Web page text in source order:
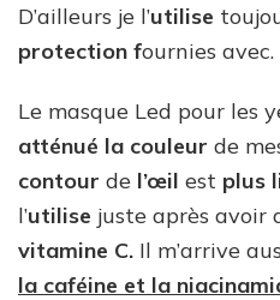
D’ailleurs je l’utilise
protection fournies avec.
Le masque Led pour les
atténué la couleur de
contour de l’œil est plus
l’utilise juste après avoir
vitamine C. Il m’arrive
la caféine et la